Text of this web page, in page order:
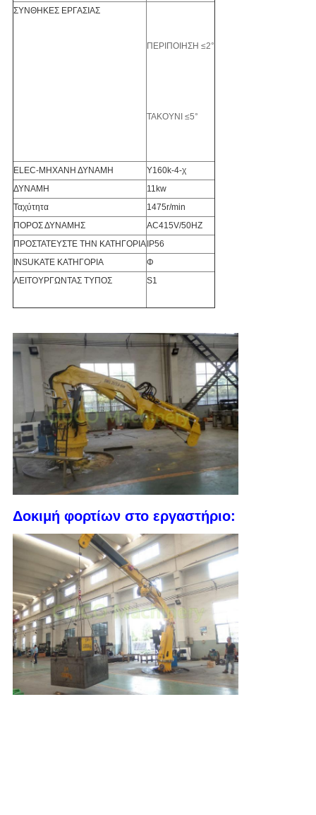
ΣΥΝΘΗΚΕΣ ΕΡΓΑΣΙΑΣ
ΠΕΡΙΠΟΙΗΣΗ ≤2°
ΤΑΚΟΥΝΙ ≤5°
ELEC-ΜΗΧΑΝΗ ΔΥΝΑΜΗ
Y160k-4-χ
ΔΥΝΑΜΗ
11kw
Ταχύτητα
1475r/min
ΠΟΡΟΣ ΔΥΝΑΜΗΣ
AC415V/50HZ
ΠΡΟΣΤΑΤΕΥΣΤΕ ΤΗΝ ΚΑΤΗΓΟΡΙΑ IP56
INSUKATE ΚΑΤΗΓΟΡΙΑ
Φ
ΛΕΙΤΟΥΡΓΩΝΤΑΣ ΤΥΠΟΣ
S1
Δοκιμή φορτίων στο εργαστήριο: